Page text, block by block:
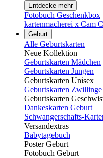
Entdecke mehr
Fotobuch Geschenkbox
kartenmacherei x Cam
Geburt
Alle Geburtskarten
Neue Kollektion
Geburtskarten Mädchen
Geburtskarten Jungen
Geburtskarten Unisex
Geburtskarten Zwillinge
Geburtskarten
Dankeskarten Geburt
Schwangerschafts-
Versandextras
Babytagebuch
Poster Geburt
Fotobuch Geburt